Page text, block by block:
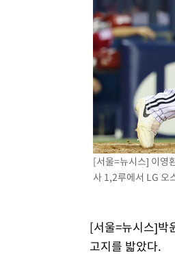
서울 열대야 15일째
[속보]코스닥, 2.15포
[속보]코스피, 119.51
6월 경상수지 497.3억
서울 낮 39도 '폭염중
미 워싱턴주 스포캔 시
[속보] 호르무즈 해협 이란-
[속보] 이란 대통령 "지금
[속보] "이란-오만, 호르무
[서울=뉴시스] 이영
사 1,2루에서 LG 오
[서울=뉴시스]박
고지를 밟았다.